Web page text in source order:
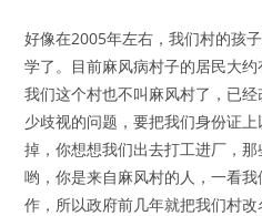
好像在2005年左右，我们村的孩
学了。目前麻风病村子的居民大
我们这个村也不叫麻风村了，已
少歧视的问题，要把我们身份证
掉，你想想我们出去打工进厂，
哟，你是来自麻风村的人，一看
作，所以政府前几年就把我们村改